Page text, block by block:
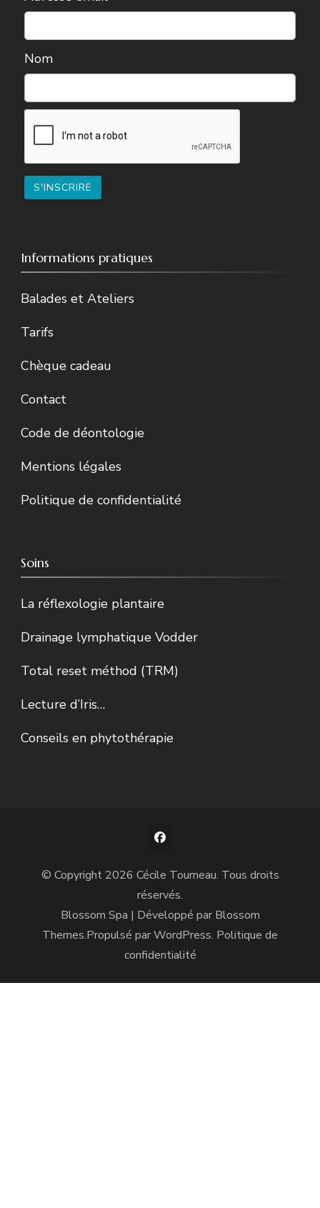
Nom
Informations pratiques
Balades et Ateliers
Tarifs
Chèque cadeau
Contact
Code de déontologie
Mentions légales
Politique de confidentialité
Soins
La réflexologie plantaire
Drainage lymphatique Vodder
Total reset méthod (TRM)
Lecture d’Iris…
Conseils en phytothérapie
© Copyright 2026 Cécile Tourneau. Tous droits
réservés.
Blossom Spa | Développé par Blossom
Themes.Propulsé parWordPress. Politique de
confidentialité